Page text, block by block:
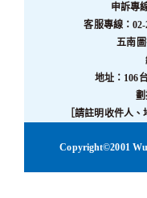
申訴專
客服專線：
五南
地址：106
［請註明收件人
Copyright©2001